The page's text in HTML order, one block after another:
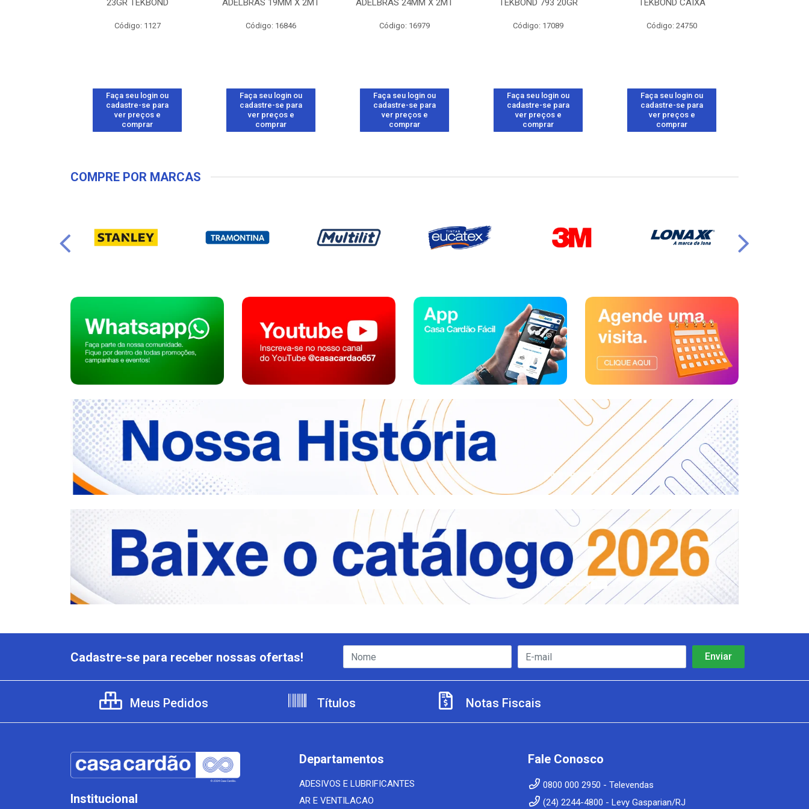
23GR TEKBOND
Código: 1127
Faça seu login ou
cadastre-se para
ver preços e
comprar
ADELBRAS 19MM X 2MT
Código: 16846
Faça seu login ou
cadastre-se para
ver preços e
comprar
ADELBRAS 24MM X 2MT
Código: 16979
Faça seu login ou
cadastre-se para
ver preços e
comprar
TEKBOND 793 20GR
Código: 17089
Faça seu login ou
cadastre-se para
ver preços e
comprar
TEKBOND CAIXA
Código: 24750
Faça seu login ou
cadastre-se para
ver preços e
comprar
COMPRE POR MARCAS
Cadastre-se para receber nossas ofertas!
Meus Pedidos Títulos Notas Fiscais
Institucional
Departamentos
ADESIVOS E LUBRIFICANTES
AR E VENTILACAO
Fale Conosco
0800 000 2950 - Televendas
(24) 2244-4800 - Levy Gasparian/RJ